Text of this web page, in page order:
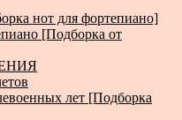
нот для фортепиано]
[Подборка от
лет [Подборка